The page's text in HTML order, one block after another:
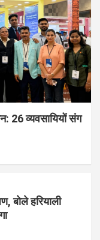
26 व्यवसायियों संग
बोले हरियाली